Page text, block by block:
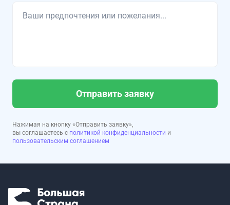
Отправить заявку
Нажимая на кнопку «Отправить заявку»,
вы соглашаетесь с политикой конфиденциальности и
пользовательским соглашением